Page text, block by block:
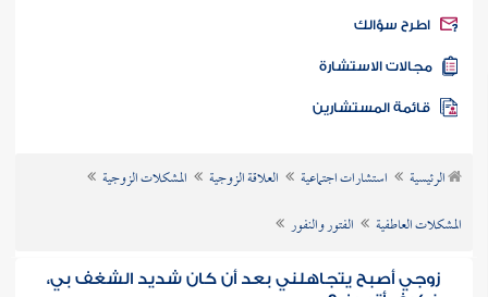
سؤالك
الاستشارة
الرئيسية استشارات اجتماعية العلاقة الزوجية
المشكلات الزوجية
المشكلات العاطفية
الفتور والنفور
زوجي أصبح يتجاهلني بعد أن كان شديد الشغف بي،